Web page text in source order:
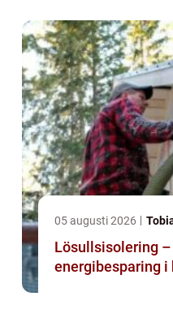
05 augusti 2026
Lösullsisolering
energibesparing i